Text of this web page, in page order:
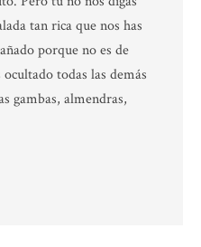
tan rica que nos has
porque no es de
todas las demás
gambas, almendras,